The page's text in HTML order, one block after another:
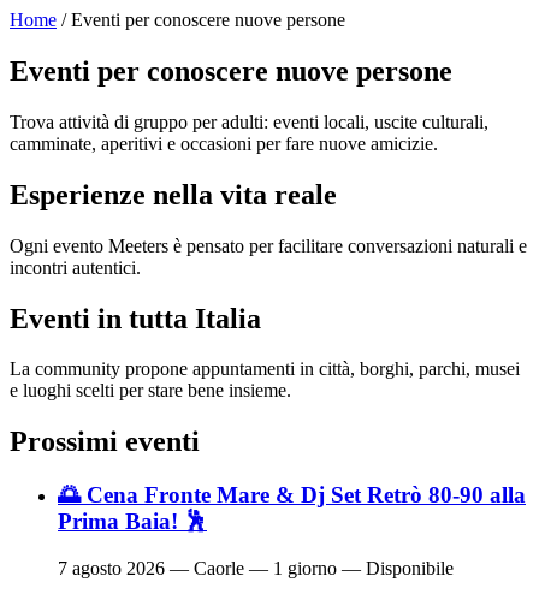
Home / Eventi per conoscere nuove persone
Eventi per conoscere nuove persone
Trova attività di gruppo per adulti: eventi locali, uscite culturali,
camminate, aperitivi e occasioni per fare nuove amicizie.
Esperienze nella vita reale
Ogni evento Meeters è pensato per facilitare conversazioni naturali e
incontri autentici.
Eventi in tutta Italia
La community propone appuntamenti in città, borghi, parchi, musei
e luoghi scelti per stare bene insieme.
Prossimi eventi
🌅 Cena Fronte Mare & Dj Set Retrò 80-90 alla
Prima Baia! 🕺
7 agosto 2026 — Caorle — 1 giorno — Disponibile